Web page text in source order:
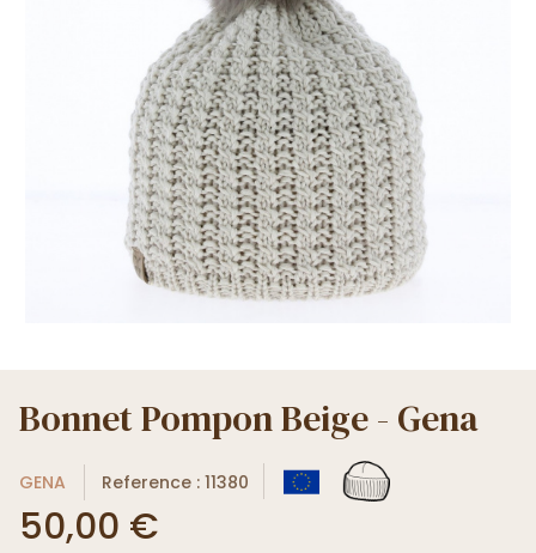
Bonnet Pompon Beige - Gena
GENA Reference : 11380
50,00 €